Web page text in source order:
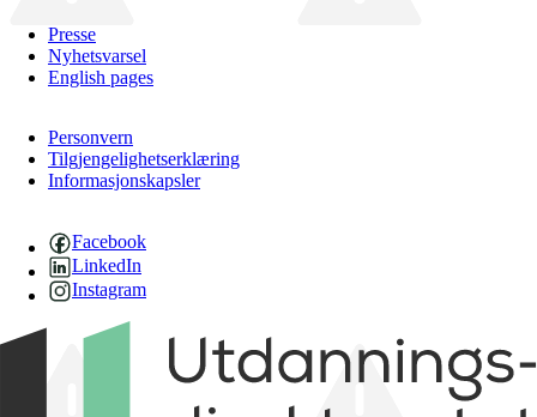
Presse
Nyhetsvarsel
English pages
Personvern
Tilgjengelighetserklæring
Informasjonskapsler
Facebook
LinkedIn
Instagram